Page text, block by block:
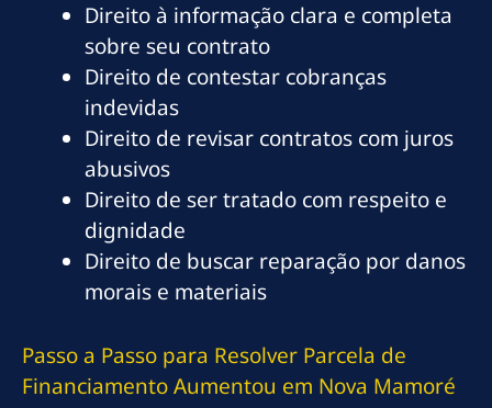
Direito à informação clara e completa
sobre seu contrato
Direito de contestar cobranças
indevidas
Direito de revisar contratos com juros
abusivos
Direito de ser tratado com respeito e
dignidade
Direito de buscar reparação por danos
morais e materiais
Passo a Passo para Resolver Parcela de
Financiamento Aumentou em Nova Mamoré